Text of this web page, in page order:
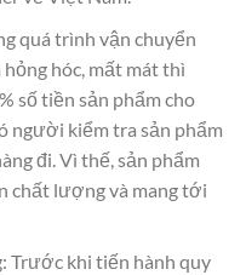
quá trình vận chuyển
hóc, mất mát thì
số tiền sản phẩm cho
người kiểm tra sản phẩm
đi. Vì thế, sản phẩm
chất lượng và mang tới
Trước khi tiến hành quy